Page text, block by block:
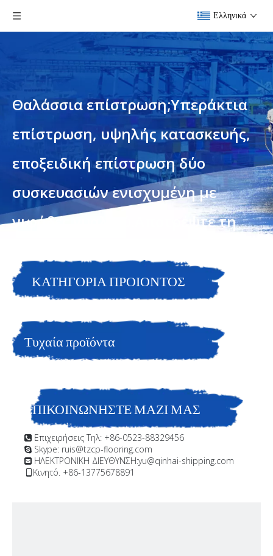
Ελληνικά
Θαλάσσια επίστρωση;Υπεράκτια
επίστρωση, υψηλής κατασκευής,
εποξειδική επίστρωση δύο
συσκευασιών ενισχυμένη με
νιφάδες γυαλιού.Αποτρέψτε τη
ατμού νερού.
Είστε εδώ: Σπίτι » Προϊόντα » Θαλάσσια
επίστρωση;Υπεράκτια επίστρωση, υψηλής κατασκευής,
εποξειδική επίστρωση δύο συσκευασιών ενισχυμένη με
νιφάδες γυαλιού.Αποτρέψτε τη διείσδυση χημικών ουσιών και
ΚΑΤΗΓΟΡΙΑ ΠΡΟΙΟΝΤΟΣ
Τυχαία προϊόντα
ΕΠΙΚΟΙΝΩΝΗΣΤΕ ΜΑΖΙ ΜΑΣ
 Επιχειρήσεις Τηλ: +86-0523-88329456
 Skype: ruis@tzcp-flooring.com
 ΗΛΕΚΤΡΟΝΙΚΗ ΔΙΕΥΘΥΝΣΗ:yu@qinhai-shipping.com
Κινητό. +86-13775678891